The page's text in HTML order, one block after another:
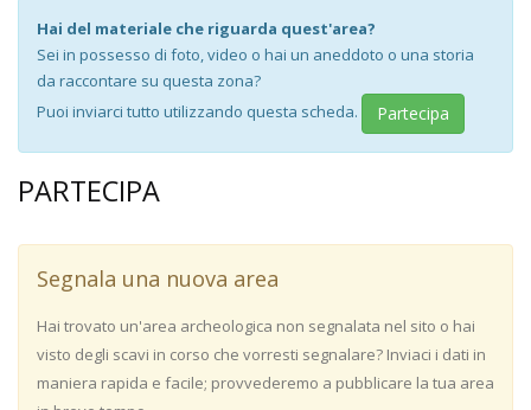
Hai del materiale che riguarda quest'area?
Sei in possesso di foto, video o hai un aneddoto o una storia
da raccontare su questa zona?
Puoi inviarci tutto utilizzando questa scheda.
Partecipa
PARTECIPA
Segnala una nuova area
Hai trovato un'area archeologica non segnalata nel sito o hai
visto degli scavi in corso che vorresti segnalare? Inviaci i dati in
maniera rapida e facile; provvederemo a pubblicare la tua area